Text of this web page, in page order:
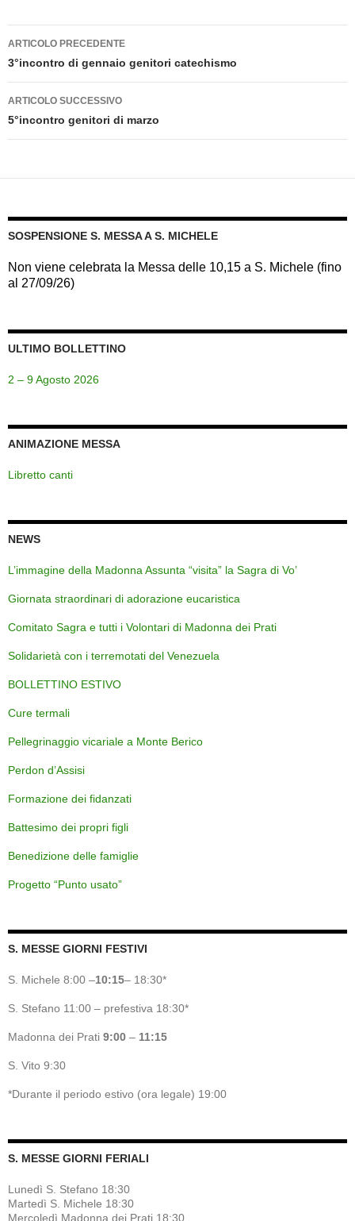
Navigazione
articolo
ARTICOLO PRECEDENTE
3°incontro di gennaio genitori catechismo
ARTICOLO SUCCESSIVO
5°incontro genitori di marzo
SOSPENSIONE S. MESSA A S. MICHELE
Non viene celebrata la Messa delle 10,15 a S. Michele (fino
al 27/09/26)
ULTIMO BOLLETTINO
2 – 9 Agosto 2026
ANIMAZIONE MESSA
Libretto canti
NEWS
L’immagine della Madonna Assunta “visita” la Sagra di Vo’
Giornata straordinari di adorazione eucaristica
Comitato Sagra e tutti i Volontari di Madonna dei Prati
Solidarietà con i terremotati del Venezuela
BOLLETTINO ESTIVO
Cure termali
Pellegrinaggio vicariale a Monte Berico
Perdon d’Assisi
Formazione dei fidanzati
Battesimo dei propri figli
Benedizione delle famiglie
Progetto “Punto usato”
S. MESSE GIORNI FESTIVI
S. Michele 8:00 –10:15– 18:30*
S. Stefano 11:00 – prefestiva 18:30*
Madonna dei Prati 9:00 – 11:15
S. Vito 9:30
*Durante il periodo estivo (ora legale) 19:00
S. MESSE GIORNI FERIALI
Lunedì S. Stefano 18:30
Martedì S. Michele 18:30
Mercoledì Madonna dei Prati 18:30